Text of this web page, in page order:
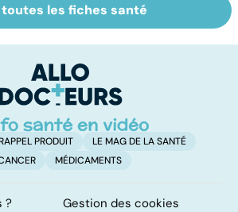
Inflammation des
amygdales : que
d'angine ?
les fiches santé
PRODUIT
LE MAG DE LA SANTÉ
MÉDICAMENTS
? Gestion des cookies